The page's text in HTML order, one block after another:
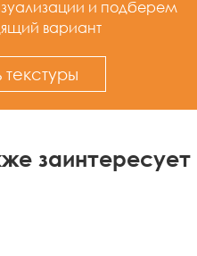
и подберем
вариант
заинтересует